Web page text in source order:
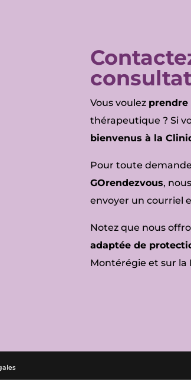
Vous voulez prendre
thérapeutique ? Si
bienvenus à la
Pour toute
GOrendezvous,
envoyer un courriel
Notez que nous
adaptée de
Montérégie et sur la